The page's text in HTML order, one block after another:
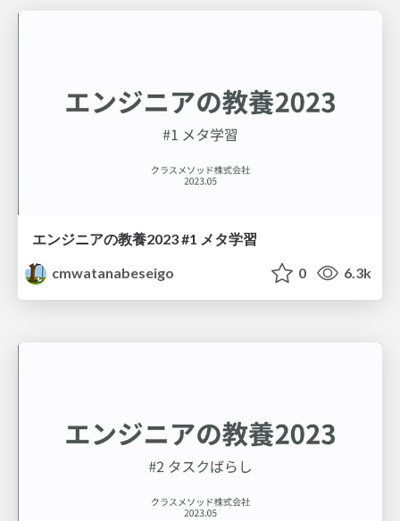
エンジニアの教養2023 #1 メタ学習
cmwatanabeseigo
0 6.3k